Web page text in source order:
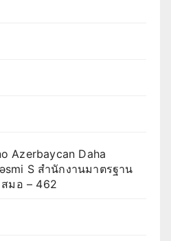
Azerbaycan Daha
S สำนักงานมาตรฐาน
มอ – 462